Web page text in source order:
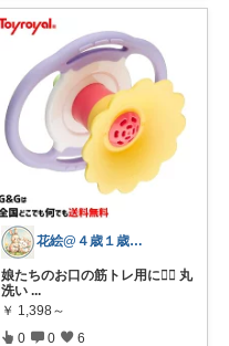
花絵@４歳１歳の時短勤務ママ🌷
娘たちのお口の筋トレ用に🏋️‍♂️ 丸
洗い ...
￥ 1,398～
0 0 6